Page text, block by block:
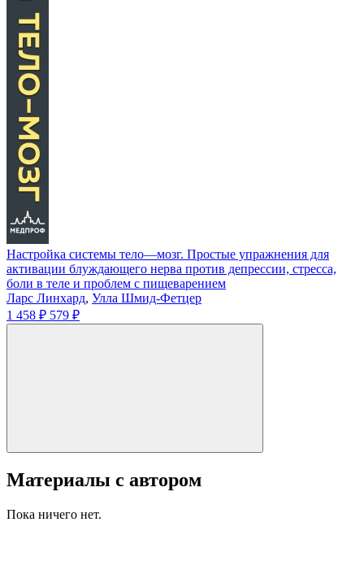
Настройка системы тело—мозг. Простые упражнения для
активации блуждающего нерва против депрессии, стресса,
боли в теле и проблем с пищеварением
Ларс Линхард, Улла Шмид-Фетцер
1 458 ₽ 579 ₽
Материалы с автором
Пока ничего нет.